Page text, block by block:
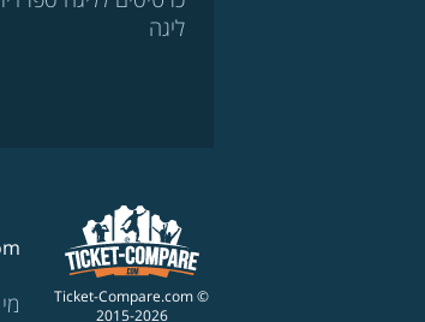
ליגה
© Ticket-Compare.com
2015-2026